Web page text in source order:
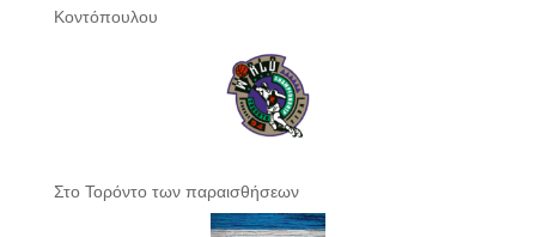
Κοντόπουλου
Στο Τορόντο των παραισθήσεων